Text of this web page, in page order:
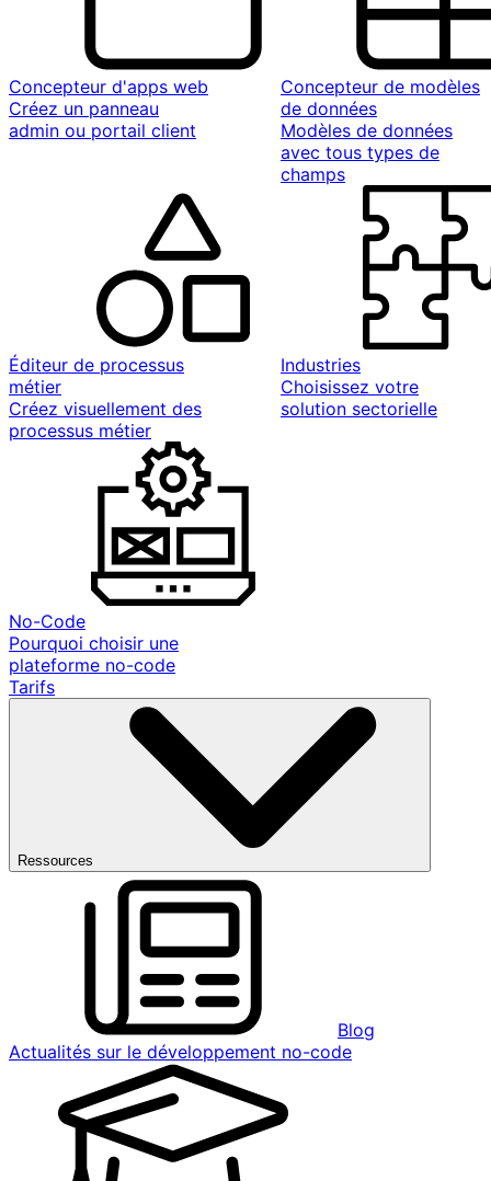
Concepteur d'apps web
Créez un panneau
admin ou portail client
Concepteur de modèles
de données
Modèles de données
avec tous types de
champs
Éditeur de processus
métier
Créez visuellement des
processus métier
Industries
Choisissez votre
solution sectorielle
No-Code
Pourquoi choisir une
plateforme no-code
Tarifs
Ressources
Blog
Actualités sur le développement no-code